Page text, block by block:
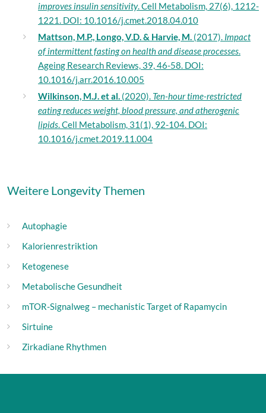
improves insulin sensitivity. Cell Metabolism, 27(6), 1212-
1221. DOI: 10.1016/j.cmet.2018.04.010
Mattson, M.P., Longo, V.D. & Harvie, M. (2017). Impact
of intermittent fasting on health and disease processes.
Ageing Research Reviews, 39, 46-58. DOI:
10.1016/j.arr.2016.10.005
Wilkinson, M.J. et al. (2020). Ten-hour time-restricted
eating reduces weight, blood pressure, and atherogenic
lipids. Cell Metabolism, 31(1), 92-104. DOI:
10.1016/j.cmet.2019.11.004
Weitere Longevity Themen
Autophagie
Kalorienrestriktion
Ketogenese
Metabolische Gesundheit
mTOR-Signalweg – mechanistic Target of Rapamycin
Sirtuine
Zirkadiane Rhythmen